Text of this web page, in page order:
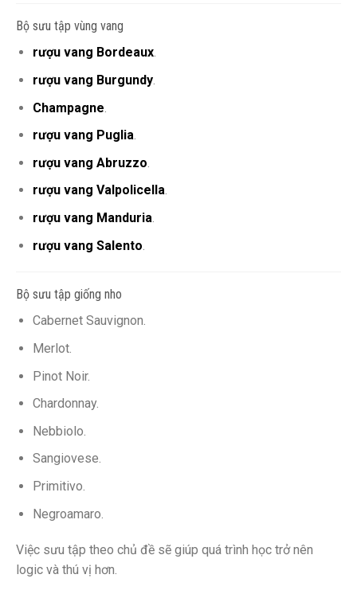
Bộ sưu tập vùng vang
rượu vang Bordeaux.
rượu vang Burgundy.
Champagne
rượu vang Puglia.
rượu vang Abruzzo.
rượu vang Valpolicella.
rượu vang Manduria.
rượu vang Salento
Bộ sưu tập giống nho
Cabernet Sauvignon.
Merlot.
Pinot Noir.
Chardonnay.
Nebbiolo.
Sangiovese.
Primitivo.
Negroamaro.
Việc sưu tập theo chủ đề sẽ giúp quá trình học trở nên
logic và thú vị hơn.